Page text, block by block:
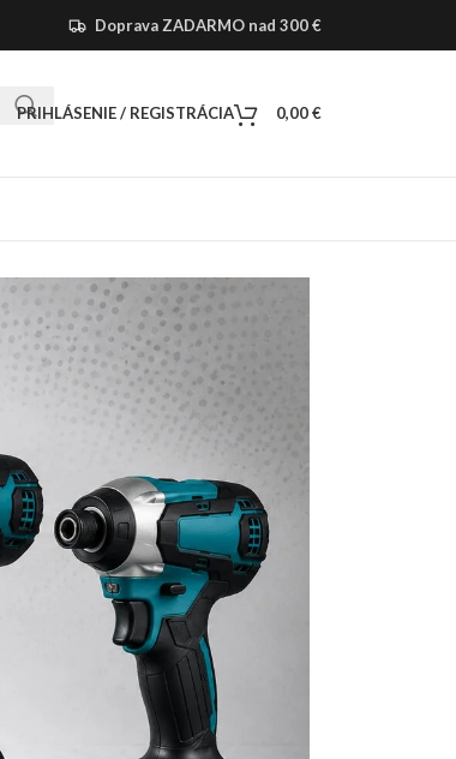
Doprava ZADARMO nad 300 €
PRIHLÁSENIE / REGISTRÁCIA 0,00€